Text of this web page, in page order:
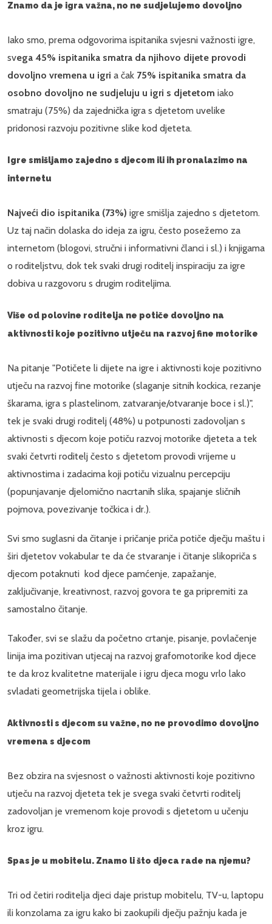
Znamo da je igra važna, no ne sudjelujemo dovoljno
Iako smo, prema odgovorima ispitanika svjesni važnosti igre,
svega 45% ispitanika smatra da njihovo dijete provodi
dovoljno vremena u igri a čak 75% ispitanika smatra da
osobno dovoljno ne sudjeluju u igri s djetetom iako
smatraju (75%) da zajednička igra s djetetom uvelike
pridonosi razvoju pozitivne slike kod djeteta.
Igre smišljamo zajedno s djecom ili ih pronalazimo na
internetu
Najveći dio ispitanika (73%) igre smišlja zajedno s djetetom.
Uz taj način dolaska do ideja za igru, često posežemo za
internetom (blogovi, stručni i informativni članci i sl.) i knjigama
o roditeljstvu, dok tek svaki drugi roditelj inspiraciju za igre
dobiva u razgovoru s drugim roditeljima.
Više od polovine roditelja ne potiče dovoljno na
aktivnosti koje pozitivno utječu na razvoj fine motorike
Na pitanje "Potičete li dijete na igre i aktivnosti koje pozitivno
utječu na razvoj fine motorike (slaganje sitnih kockica, rezanje
škarama, igra s plastelinom, zatvaranje/otvaranje boce i sl.)",
tek je svaki drugi roditelj (48%) u potpunosti zadovoljan s
aktivnosti s djecom koje potiču razvoj motorike djeteta a tek
svaki četvrti roditelj često s djetetom provodi vrijeme u
aktivnostima i zadacima koji potiču vizualnu percepciju
(popunjavanje djelomično nacrtanih slika, spajanje sličnih
pojmova, povezivanje točkica i dr.).
Svi smo suglasni da čitanje i pričanje priča potiče dječju maštu i
širi djetetov vokabular te da će stvaranje i čitanje slikopriča s
djecom potaknuti kod djece pamćenje, zapažanje,
zaključivanje, kreativnost, razvoj govora te ga pripremiti za
samostalno čitanje.
Također, svi se slažu da početno crtanje, pisanje, povlačenje
linija ima pozitivan utjecaj na razvoj grafomotorike kod djece
te da kroz kvalitetne materijale i igru djeca mogu vrlo lako
svladati geometrijska tijela i oblike.
Aktivnosti s djecom su važne, no ne provodimo dovoljno
vremena s djecom
Bez obzira na svjesnost o važnosti aktivnosti koje pozitivno
utječu na razvoj djeteta tek je svega svaki četvrti roditelj
zadovoljan je vremenom koje provodi s djetetom u učenju
kroz igru.
Spas je u mobitelu. Znamo li što djeca rade na njemu?
Tri od četiri roditelja djeci daje pristup mobitelu, TV-u, laptopu
ili konzolama za igru kako bi zaokupili dječju pažnju kada je